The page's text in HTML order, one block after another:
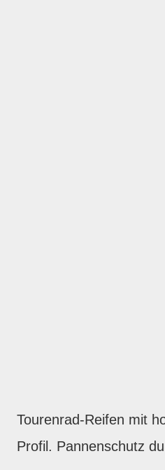
Tourenrad-Reifen mit
Profil. Pannenschutz